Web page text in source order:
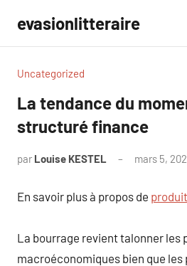
contenu
evasionlitteraire
Uncategorized
La tendance du
structuré finance
par Louise KESTEL mars 5,
En savoir plus à propos de
La bourrage revient talonner les
macroéconomiques bien que les